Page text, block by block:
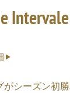
がシーズン初